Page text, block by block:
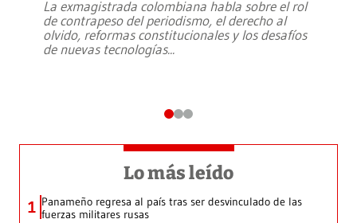
La exmagistrada colombiana habla sobre el rol
de contrapeso del periodismo, el derecho al
olvido, reformas constitucionales y los desafíos
de nuevas tecnologías...
Lo más leído
1 Panameño regresa al país tras ser desvinculado de las
fuerzas militares rusas